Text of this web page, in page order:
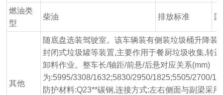
燃油类
型
柴油 排放标准
其他
随底盘选装驾驶室。该车辆装有侧装垃圾桶升降装
封闭式垃圾罐等装置,主要作用于餐厨垃圾收集,转
卸料作业。整车长/轴距/前悬/后悬对应关系(mm)
为:5995/3308/1632;5830/2950/1825;5505/2700/
防护材料:Q23**碳钢,连接方式:左右侧面与副梁采用